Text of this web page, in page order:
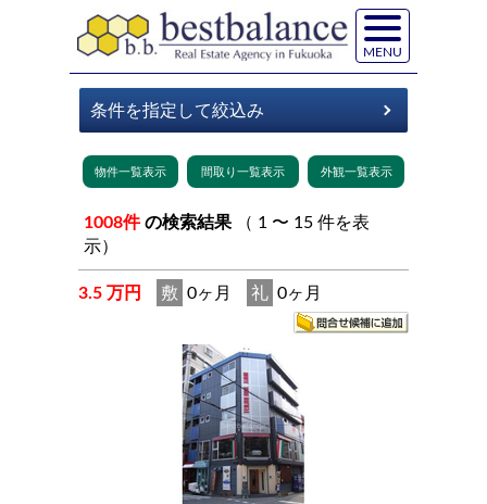
MENU
1008件 の検索結果
示）
3.5 万円 敷 0ヶ月 礼 0ヶ月